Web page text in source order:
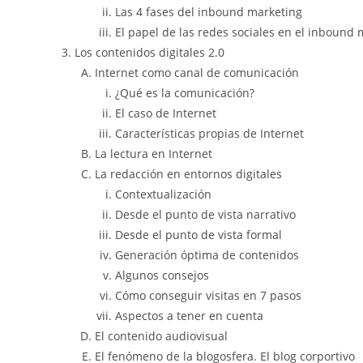
Las 4 fases del inbound marketing
El papel de las redes sociales en el inbound
Los contenidos digitales 2.0
Internet como canal de comunicación
¿Qué es la comunicación?
El caso de Internet
Características propias de Internet
La lectura en Internet
La redacción en entornos digitales
Contextualización
Desde el punto de vista narrativo
Desde el punto de vista formal
Generación óptima de contenidos
Algunos consejos
Cómo conseguir visitas en 7 pasos
Aspectos a tener en cuenta
El contenido audiovisual
El fenómeno de la blogosfera. El blog corportivo